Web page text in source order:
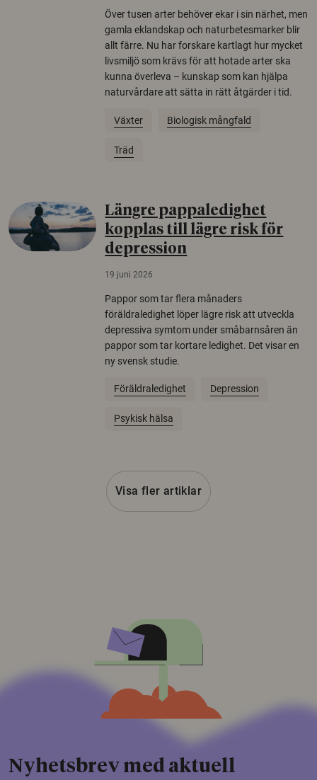
Över tusen arter behöver ekar i sin närhet, men
gamla eklandskap och naturbetesmarker blir
allt färre. Nu har forskare kartlagt hur mycket
livsmiljö som krävs för att hotade arter ska
kunna överleva – kunskap som kan hjälpa
naturvårdare att sätta in rätt åtgärder i tid.
Växter Biologisk mångfald
Träd
Längre pappaledighet
kopplas till lägre risk för
depression
19 juni 2026
Pappor som tar flera månaders
föräldraledighet löper lägre risk att utveckla
depressiva symtom under småbarnsåren än
pappor som tar kortare ledighet. Det visar en
ny svensk studie.
Föräldraledighet Depression
Psykisk hälsa
Visa fler artiklar
Nyhetsbrev med aktuell